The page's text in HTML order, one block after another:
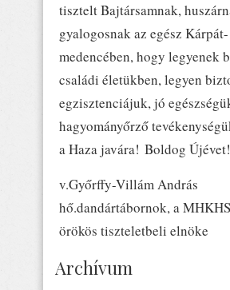
tisztelt Bajtársamnak,
gyalogosnak az egész Kárpát-
medencében, hogy legyenek
családi életükben, legyen
egzisztenciájuk, jó
hagyományőrző
a Haza javára! Boldog Újévet!
v.Győrffy-Villám András
hő.dandártábornok, a
örökös tiszteletbeli elnöke
Archívum